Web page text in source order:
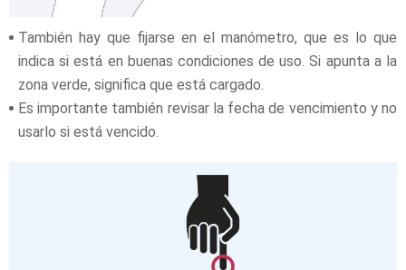
También hay que fijarse en el manómetro, que es lo que
indica si está en buenas condiciones de uso. Si apunta a la
zona verde, significa que está cargado.
Es importante también revisar la fecha de vencimiento y no
usarlo si está vencido.